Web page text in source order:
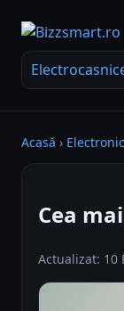
Acasă ›
Cea
Actualizat: 10